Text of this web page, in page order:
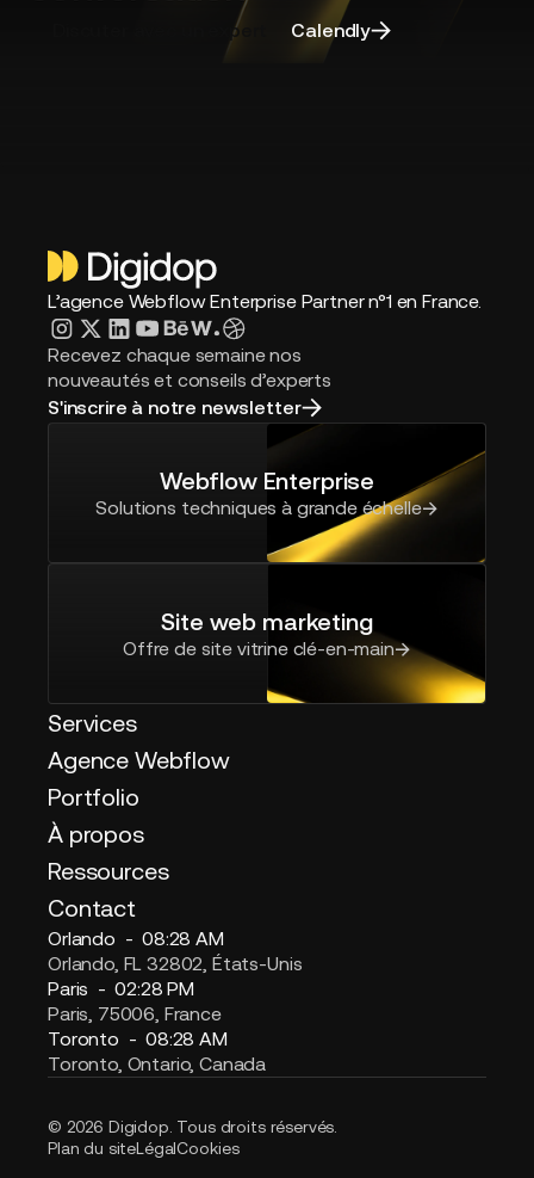
Discuter avec un expert Calendly
L’agence Webflow Enterprise Partner n°1 en France.
Recevez chaque semaine nos
nouveautés et conseils d’experts
S'inscrire à notre newsletter
Webflow Enterprise
Solutions techniques à grande échelle
Site web marketing
Offre de site vitrine clé-en-main
Services
Agence Webflow
Portfolio
À propos
Ressources
Contact
Orlando -08:28 AM
Orlando, FL 32802, États-Unis
Paris -02:28 PM
Paris, 75006, France
Toronto -08:28 AM
Toronto, Ontario, Canada
© 2026 Digidop. Tous droits réservés.
Plan du siteLégalCookies